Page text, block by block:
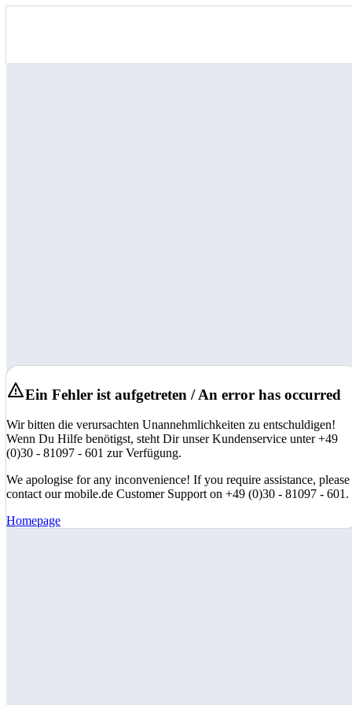
Ein Fehler ist aufgetreten / An error has occurred
Wir bitten die verursachten Unannehmlichkeiten zu entschuldigen!
Wenn Du Hilfe benötigst, steht Dir unser Kundenservice unter +49
(0)30 - 81097 - 601 zur Verfügung.
We apologise for any inconvenience! If you require assistance, please
contact our mobile.de Customer Support on +49 (0)30 - 81097 - 601.
Homepage